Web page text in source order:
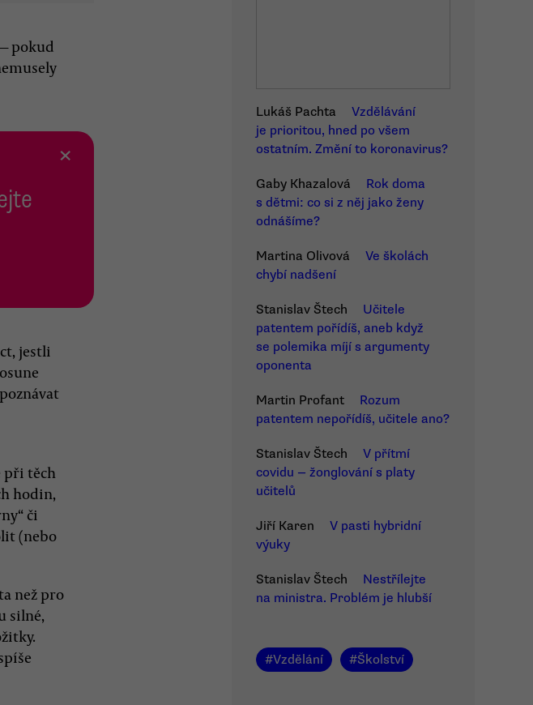
pokud
×
jestli
při těch
hodin,
či
(nebo
než pro
silné,
Lukáš Pachta
Vzdělávání
je prioritou, hned po všem
ostatním. Změní to koronavirus?
Gaby Khazalová
Rok doma
s dětmi: co si z něj jako ženy
odnášíme?
Martina Olivová
Ve školách
chybí nadšení
Stanislav Štech
Učitele
patentem pořídíš, aneb když
se polemika míjí s argumenty
oponenta
Martin Profant
Rozum
patentem nepořídíš, učitele ano?
Stanislav Štech
V přítmí
covidu — žonglování s platy
učitelů
Jiří Karen
V pasti hybridní
výuky
Stanislav Štech
Nestřílejte
na ministra. Problém je hlubší
#Vzdělání #Školství